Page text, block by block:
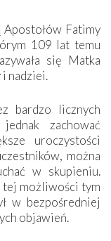
Fatimy
109 lat temu
się Matka
i nadziei.
bardzo licznych
zachować
uroczystości
można
w skupieniu.
tej możliwości tym
w bezpośredniej
objawień.